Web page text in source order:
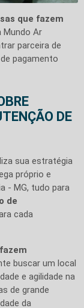
que fazem
Mundo Ar
parceira de
pagamento
DE
sua estratégia
próprio e
- MG, tudo para
de
cada
buscar um local
e agilidade na
de grande
da